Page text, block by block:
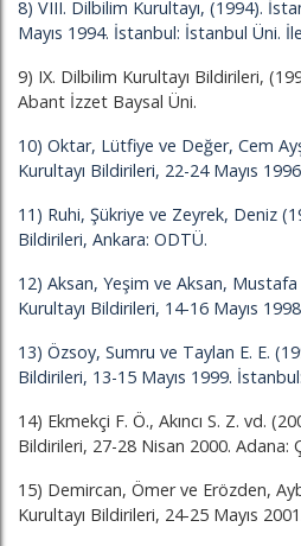
8) VIII. Dilbilim Kurultayı, (1994).
Mayıs 1994. İstanbul: İstanbul Üni.
9) IX. Dilbilim Kurultayı Bildirileri,
Abant İzzet Baysal Üni.
10) Oktar, Lütfiye ve Değer, Cem
Kurultayı Bildirileri, 22-24 Mayıs
11) Ruhi, Şükriye ve Zeyrek, Deniz
Bildirileri, Ankara: ODTÜ.
12) Aksan, Yeşim ve Aksan,
Kurultayı Bildirileri, 14-16 Mayıs
13) Özsoy, Sumru ve Taylan E. E.
Bildirileri, 13-15 Mayıs 1999.
14) Ekmekçi F. Ö., Akıncı S. Z. vd.
Bildirileri, 27-28 Nisan 2000. Adana:
15) Demircan, Ömer ve Erözden,
Kurultayı Bildirileri, 24-25 Mayıs